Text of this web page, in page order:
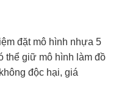
đặt mô hình nhựa 5
thể giữ mô hình làm đồ
độc hại, giá